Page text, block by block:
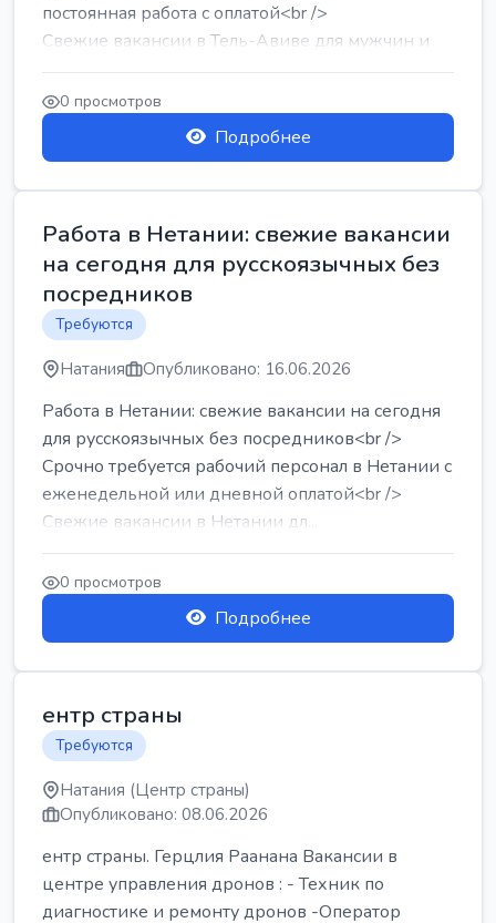
постоянная работа с оплатой<br />
Свежие вакансии в Тель-Авиве для мужчин и
женщин от хозя...
0 просмотров
Подробнее
Работа в Нетании: свежие вакансии
на сегодня для русскоязычных без
посредников
Требуются
Натания Опубликовано: 16.06.2026
Работа в Нетании: свежие вакансии на сегодня
для русскоязычных без посредников<br />
Срочно требуется рабочий персонал в Нетании с
еженедельной или дневной оплатой<br />
Свежие вакансии в Нетании дл...
0 просмотров
Подробнее
ентр страны
Требуются
Натания (Центр страны)
Опубликовано: 08.06.2026
ентр страны. Герцлия Раанана Вакансии в
центре управления дронов : - Техник по
диагностике и ремонту дронов -Оператор